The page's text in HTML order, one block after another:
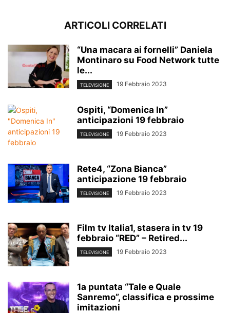
ARTICOLI CORRELATI
“Una macara ai fornelli” Daniela
Montinaro su Food Network tutte
le...
TELEVISIONE 19 Febbraio 2023
Ospiti, “Domenica In”
anticipazioni 19 febbraio
TELEVISIONE 19 Febbraio 2023
Rete4, “Zona Bianca”
anticipazione 19 febbraio
TELEVISIONE 19 Febbraio 2023
Film tv Italia1, stasera in tv 19
febbraio “RED” – Retired...
TELEVISIONE 19 Febbraio 2023
1a puntata “Tale e Quale
Sanremo”, classifica e prossime
imitazioni